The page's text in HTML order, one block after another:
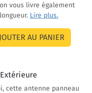
vous livre également
Lire plus.
cette antenne panneau